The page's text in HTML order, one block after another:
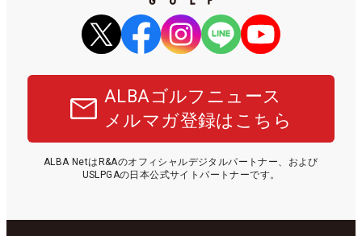
ALBAゴルフニュース
メルマガ登録はこちら
ALBA NetはR&Aのオフィシャルデジタルパートナー、および
USLPGAの日本公式サイトパートナーです。